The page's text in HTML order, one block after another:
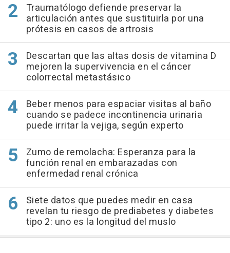
Traumatólogo defiende preservar la
articulación antes que sustituirla por una
prótesis en casos de artrosis
Descartan que las altas dosis de vitamina D
mejoren la supervivencia en el cáncer
colorrectal metastásico
Beber menos para espaciar visitas al baño
cuando se padece incontinencia urinaria
puede irritar la vejiga, según experto
Zumo de remolacha: Esperanza para la
función renal en embarazadas con
enfermedad renal crónica
Siete datos que puedes medir en casa
revelan tu riesgo de prediabetes y diabetes
tipo 2: uno es la longitud del muslo